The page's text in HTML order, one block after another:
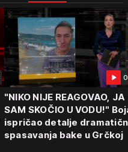
"NIKO NIJE REAGOVAO, JA
SAM SKOČIO U VODU!"
ispričao detalje
spasavanja bake u Grčkoj